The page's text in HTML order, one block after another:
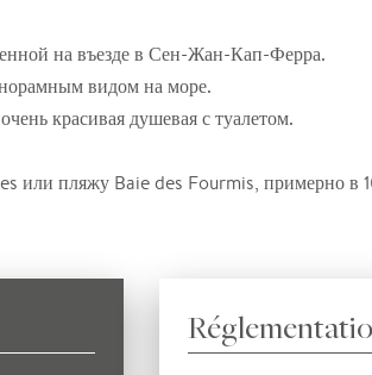
на въезде в Сен-Жан-Кап-Ферра.
видом на море.
красивая душевая с туалетом.
или пляжу Baie des Fourmis, примерно в